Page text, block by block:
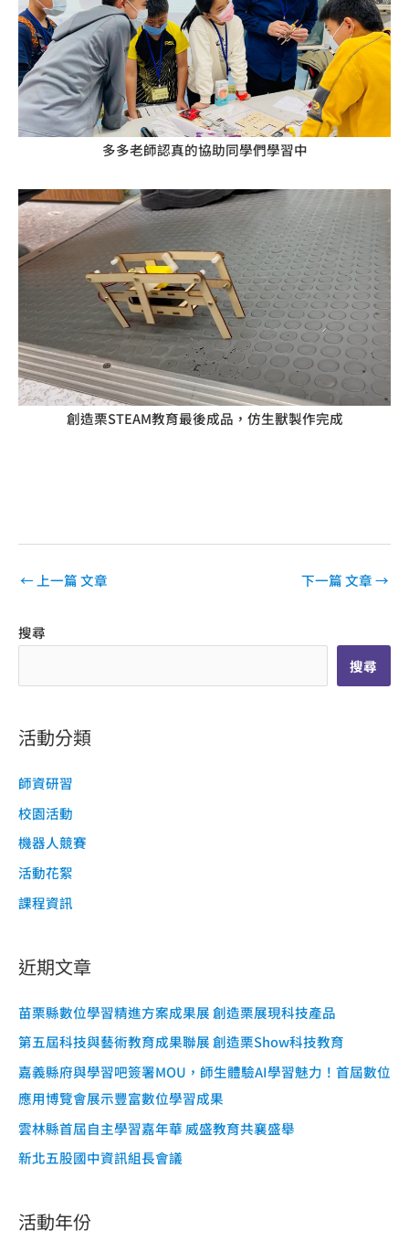
多多老師認真的協助同學們學習中
創造栗STEAM教育最後成品，仿生獸製作完成
←上一篇 文章 下一篇 文章→
搜尋
搜尋
活動分類
師資研習
校園活動
機器人競賽
活動花絮
課程資訊
近期文章
苗栗縣數位學習精進方案成果展 創造栗展現科技產品
第五屆科技與藝術教育成果聯展 創造栗Show科技教育
嘉義縣府與學習吧簽署MOU，師生體驗AI學習魅力！首屆數位
應用博覽會展示豐富數位學習成果
雲林縣首屆自主學習嘉年華 威盛教育共襄盛舉
新北五股國中資訊組長會議
活動年份